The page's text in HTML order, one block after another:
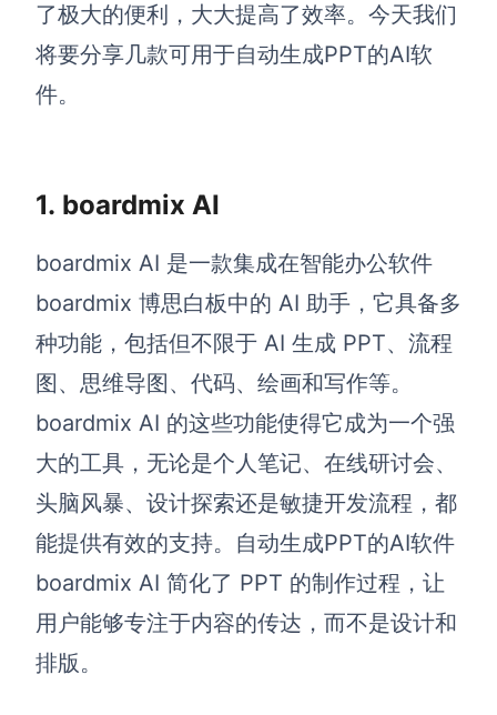
资源与下载
向团队介绍
客户端、插件
解决方案
高效协作
涂鸦画板
在线绘图
思维和灵感整理
流程整理
了极大的便利，大大提高了效率。今天我们
将要分享几款可用于自动生成PPT的AI软
件。
1. boardmix AI
boardmix AI 是一款集成在智能办公软件
boardmix 博思白板中的 AI 助手，它具备多
种功能，包括但不限于 AI 生成 PPT、流程
图、思维导图、代码、绘画和写作等。
boardmix AI 的这些功能使得它成为一个强
大的工具，无论是个人笔记、在线研讨会、
头脑风暴、设计探索还是敏捷开发流程，都
能提供有效的支持。自动生成PPT的AI软件
boardmix AI 简化了 PPT 的制作过程，让
用户能够专注于内容的传达，而不是设计和
排版。